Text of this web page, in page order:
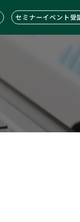
セミナーイベント受